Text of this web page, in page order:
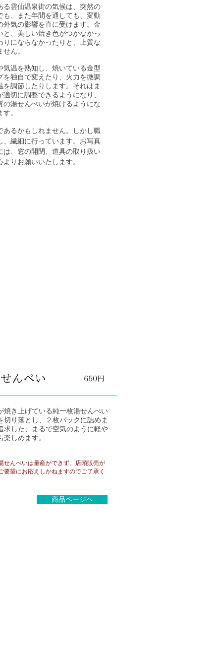
雲仙温泉街の気候は、突然の
も、また年間を通しても、変動
外気の影響を直に受けます。金
、美しい焼き色がつかなかっ
りにならなかったりと、上質な
ん。
温を熟知し、焼いている金型
独自で変えたり、火力を微調
調節したりします。それはま
切に調整できるようになり、
の湯せんぺいが焼けるようにな
。
るかもしれません。しかし職
、繊細に行っています。お写真
は、窓の開閉、道具の取り扱い
りお願いいたします。
んぺい 650円
き上げている純一枚湯せんぺい
切り落とし、２枚パックに詰めま
求した、まるで空気のように軽や
しめます。
せんぺいは量産ができず、店頭販売が
要望にお応えしかねますのでご了承く
商品ページへ